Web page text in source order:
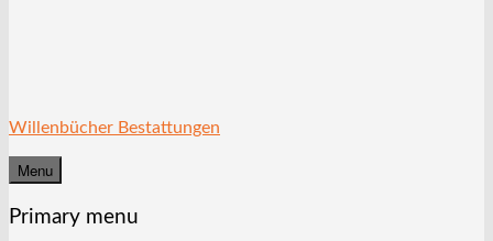
Willenbücher Bestattungen
Menu
Primary menu